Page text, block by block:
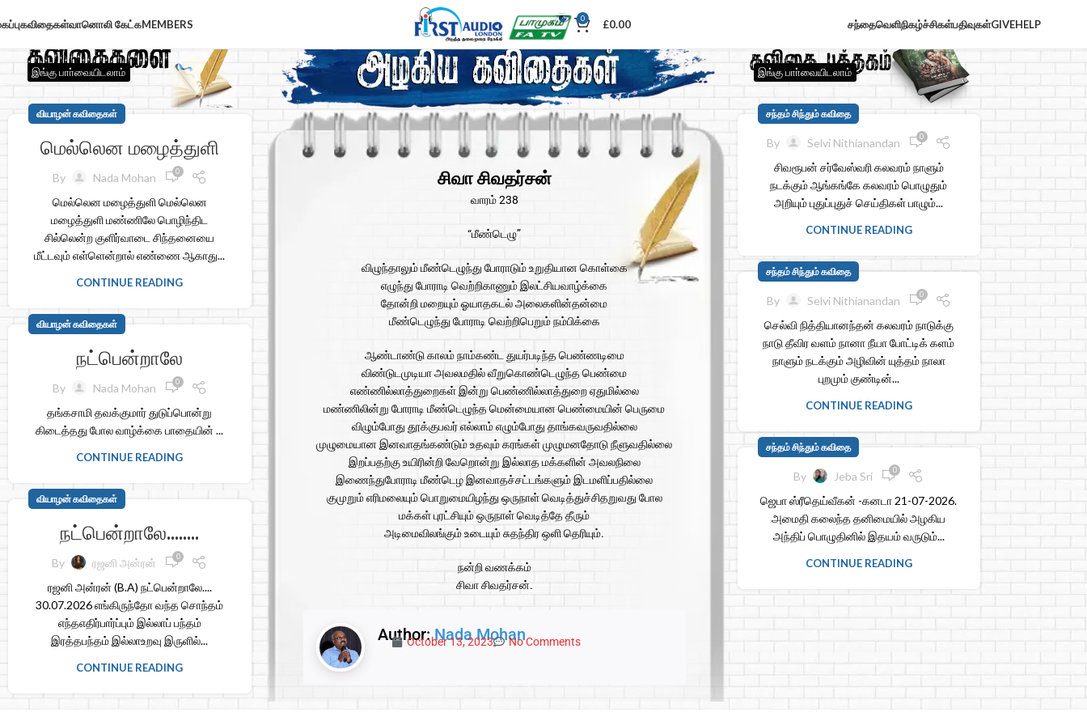
கவிதைகள்வானொலி கேட்கMEMBERS 0 £0.00 சந்தைவெளிநிகழ்ச்சிகள்பதிவுகள்GIVEHELP
இங்கு பாா்வையிடலாம் இங்கு பாா்வையிடலாம்
வியாழன் கவிதைகள்
மெல்லென மழைத்துளி
By Nada Mohan 0
மெல்லென மழைத்துளி மெல்லென
மழைத்துளி மண்ணிலே பொழிந்திட
சில்லென்ற குளிர்வாடை சிந்தனையை
மீட்டவும் எள்ளென்றால் எண்ணை ஆகாது...
CONTINUE READING
வியாழன் கவிதைகள்
நட்பென்றாலே
By Nada Mohan 0
தங்கசாமி தவக்குமார் துடுப்பொன்று
கிடைத்தது போல வாழ்க்கை பாதையின் ...
CONTINUE READING
வியாழன் கவிதைகள்
நட்பென்றாலே……..
By ரஜனி அன்ரன் 0
ரஜனி அன்ரன் (B.A) நட்பென்றாலே....
30.07.2026 எங்கிருந்தோ வந்த சொந்தம்
எந்தஎதிர்பார்ப்பும் இல்லாப் பந்தம்
இரத்தபந்தம் இல்லாஉறவு இருளில்...
CONTINUE READING
சிவா சிவதர்சன்
வாரம் 238
“மீண்டெழு”
விழுந்தாலும் மீண்டெழுந்து போராடும் உறுதியான கொள்கை
எழுந்து போராடி வெற்றிகாணும் இலட்சியவாழ்க்கை
தோன்றி மறையும் ஓயாதகடல் அலைகளின்தன்மை
மீண்டெழுந்து போராடி வெற்றிபெறும் நம்பிக்கை
ஆண்டாண்டு காலம் நாம்கண்ட துயர்படிந்த பெண்ணடிமை
விண்டுடமுடியா அவலமதில் வீறுகொண்டெழுந்த பெண்மை
எண்ணில்லாத்துறைகள் இன்று பெண்ணில்லாத்துறை ஏதுமில்லை
மண்ணிலின்று போராடி மீண்டெழுந்த மென்மையான பெண்மையின் பெருமை
விழும்போது தூக்குபவர் எல்லாம் எழும்போது தாங்கவருவதில்லை
முழுமையான இனவாதங்கண்டும் உதவும் கரங்கள் முழுமனதோடு நீளுவதில்லை
இறப்பதற்கு உயிரின்றி வேறொன்று இல்லாத மக்களின் அவலநிலை
இணைந்துபோராடி மீண்டெழ இனவாதச்சட்டங்களும் இடமளிப்பதில்லை
குமுறும் எரிமலையும் பொறுமையிழந்து ஒருநாள் வெடித்துச்சிதறுவது போல
மக்கள் புரட்சியும் ஒருநாள் வெடித்தே தீரும்
அடிமைவிலங்கும் உடையும் சுதந்திர ஒளி தெரியும்.
நன்றி வணக்கம்
சிவா சிவதர்சன்.
Author:Nada Mohan
October 13, 2023 No Comments
சந்தம் சிந்தும் கவிதை
By Selvi Nithianandan 0
சிவரூபன் சர்வேஸ்வரி கலவரம் நாளும்
நடக்கும் ஆங்கங்கே கலவரம் பொழுதும்
அறியும் புதுப்புதுச் செய்திகள் பாழும்...
CONTINUE READING
சந்தம் சிந்தும் கவிதை
By Selvi Nithianandan 0
செல்வி நித்தியானந்தன் கலவரம் நாடுக்கு
நாடு தீவிர வளம் நானா நீயா போட்டிக் களம்
நாளும் நடக்கும் அழிவின் யுத்தம் நாலா
புறமும் குண்டின்...
CONTINUE READING
சந்தம் சிந்தும் கவிதை
By Jeba Sri 0
ஜெபா ஸ்ரீதெய்வீகன் -கனடா 21-07-2026.
அமைதி கலைந்த தனிமையில் அழகிய
அந்திப் பொழுதினில் இதயம் வருடும்...
CONTINUE READING